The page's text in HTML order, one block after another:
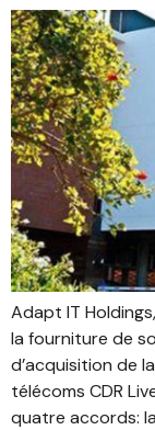
Adapt IT
la fourniture de
d’acquisition de
télécoms CDR
quatre accords: